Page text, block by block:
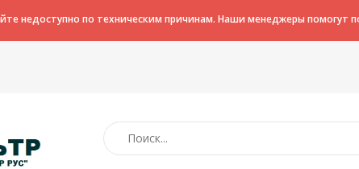
недоступно по техническим причинам. Наши менеджеры